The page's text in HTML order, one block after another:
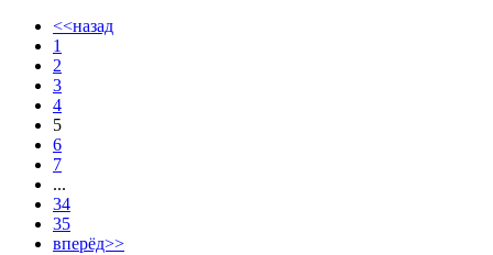
<<назад
1
2
3
4
5
6
7
...
34
35
вперёд>>